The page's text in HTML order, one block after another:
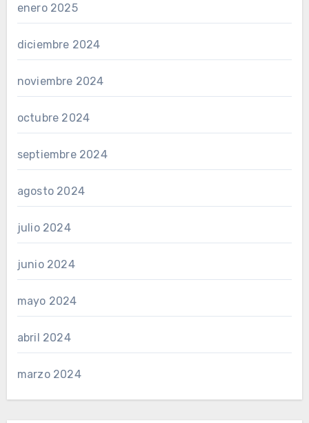
enero 2025
diciembre 2024
noviembre 2024
octubre 2024
septiembre 2024
agosto 2024
julio 2024
junio 2024
mayo 2024
abril 2024
marzo 2024